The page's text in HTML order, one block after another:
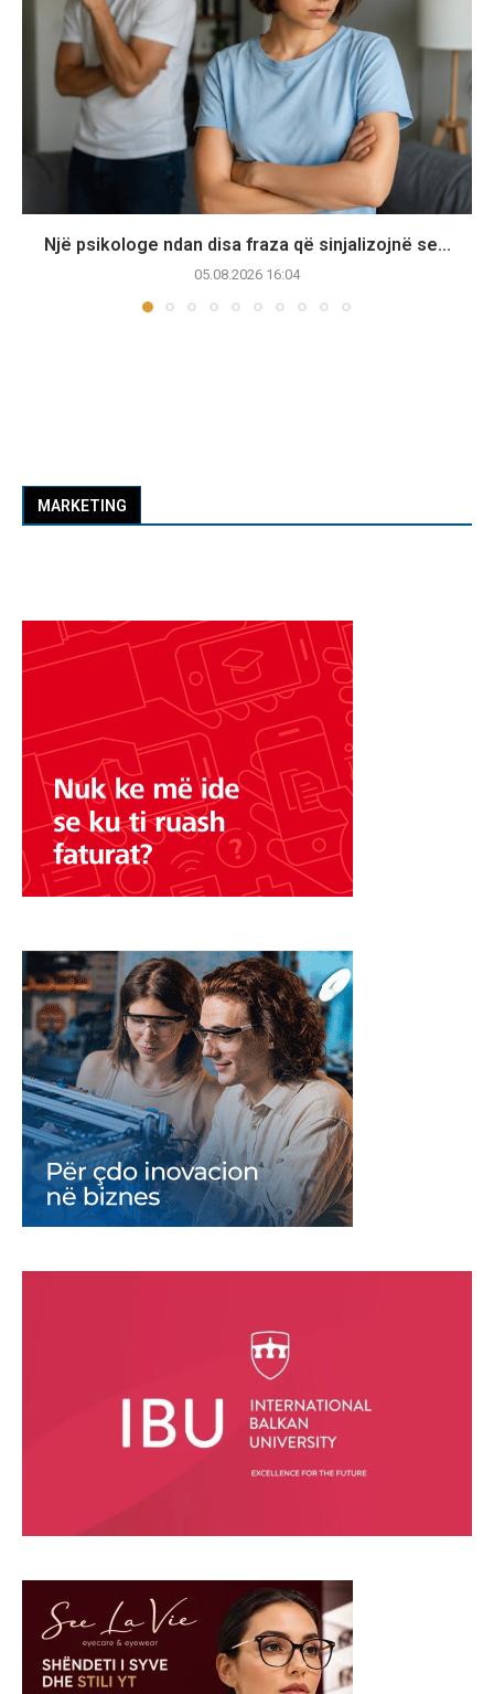
Një psikologe ndan disa fraza që sinjalizojnë se...
05.08.2026 16:04
MARKETING